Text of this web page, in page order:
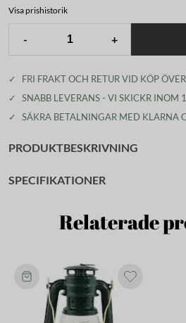
Visa prishistorik
- +
✓
FRI FRAKT OCH RETUR VID KÖP
✓
SNABB LEVERANS - VI SKICKR INOM
✓
SÄKRA BETALNINGAR MED KLARNA
PRODUKTBESKRIVNING
SPECIFIKATIONER
Relaterade